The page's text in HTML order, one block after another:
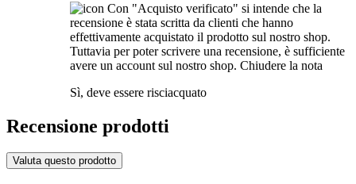
Con "Acquisto verificato" si intende che la
recensione è stata scritta da clienti che hanno
effettivamente acquistato il prodotto sul nostro shop.
Tuttavia per poter scrivere una recensione, è sufficiente
avere un account sul nostro shop. Chiudere la nota
Sì, deve essere risciacquato
Recensione prodotti
Valuta questo prodotto